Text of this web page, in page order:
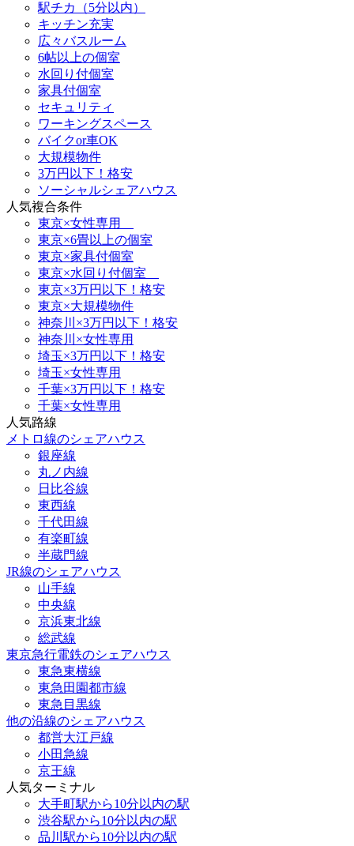
駅チカ（5分以内）
キッチン充実
広々バスルーム
6帖以上の個室
水回り付個室
家具付個室
セキュリティ
ワーキングスペース
バイクor車OK
大規模物件
3万円以下！格安
ソーシャルシェアハウス
人気複合条件
東京×女性専用
東京×6畳以上の個室
東京×家具付個室
東京×水回り付個室
東京×3万円以下！格安
東京×大規模物件
神奈川×3万円以下！格安
神奈川×女性専用
埼玉×3万円以下！格安
埼玉×女性専用
千葉×3万円以下！格安
千葉×女性専用
人気路線
メトロ線のシェアハウス
銀座線
丸ノ内線
日比谷線
東西線
千代田線
有楽町線
半蔵門線
JR線のシェアハウス
山手線
中央線
京浜東北線
総武線
東京急行電鉄のシェアハウス
東急東横線
東急田園都市線
東急目黒線
他の沿線のシェアハウス
都営大江戸線
小田急線
京王線
人気ターミナル
大手町駅から10分以内の駅
渋谷駅から10分以内の駅
品川駅から10分以内の駅